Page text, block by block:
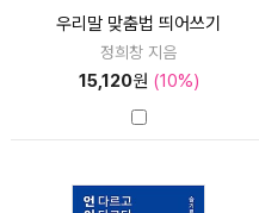
우리말 맞춤법 띄어쓰기
정희창 지음
15,120원 (10%)